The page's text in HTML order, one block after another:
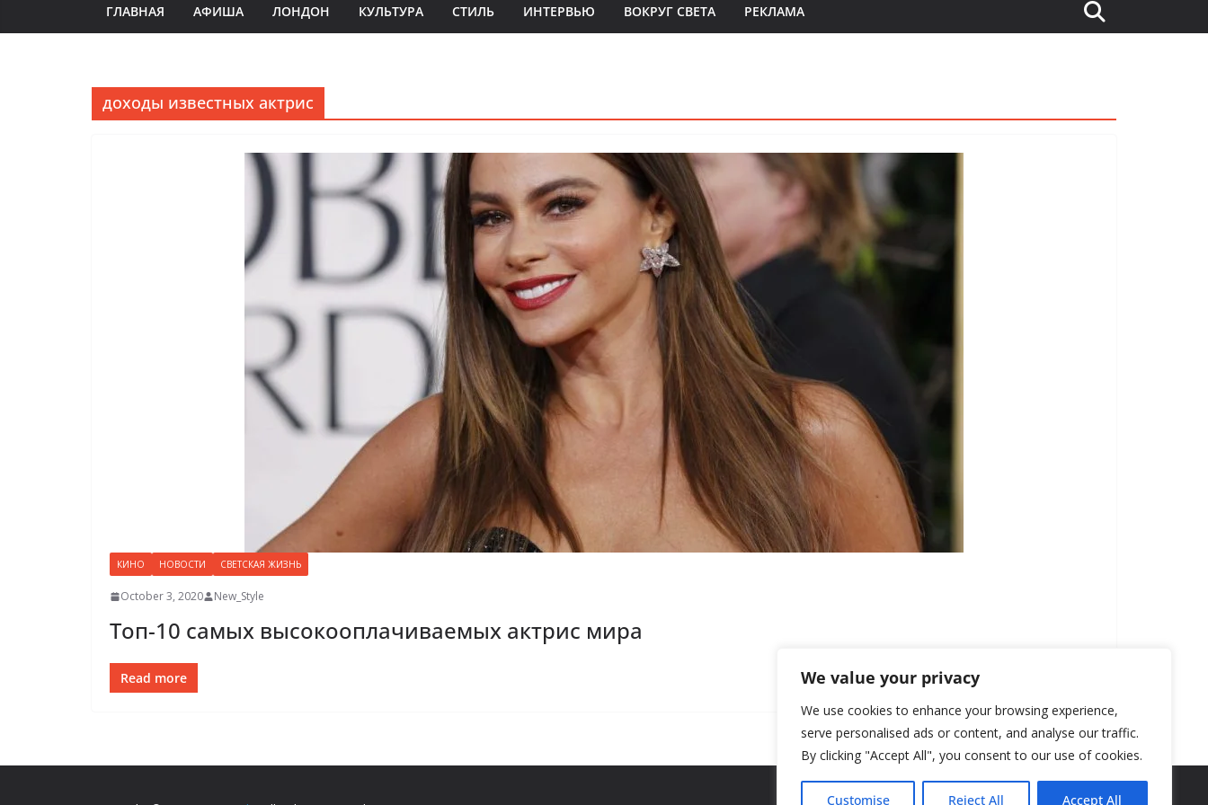
We value your privacy
We use cookies to enhance your browsing experience,
serve personalised ads or content, and analyse our traffic.
By clicking "Accept All", you consent to our use of cookies.
Customise Reject All Accept All
ГЛАВНАЯ АФИША ЛОНДОН КУЛЬТУРА СТИЛЬ ИНТЕРВЬЮ ВОКРУГ СВЕТА РЕКЛАМА
доходы известных актрис
КИНО НОВОСТИ СВЕТСКАЯ ЖИЗНЬ
October 3, 2020 New_Style
Топ-10 самых высокооплачиваемых актрис мира
Read more